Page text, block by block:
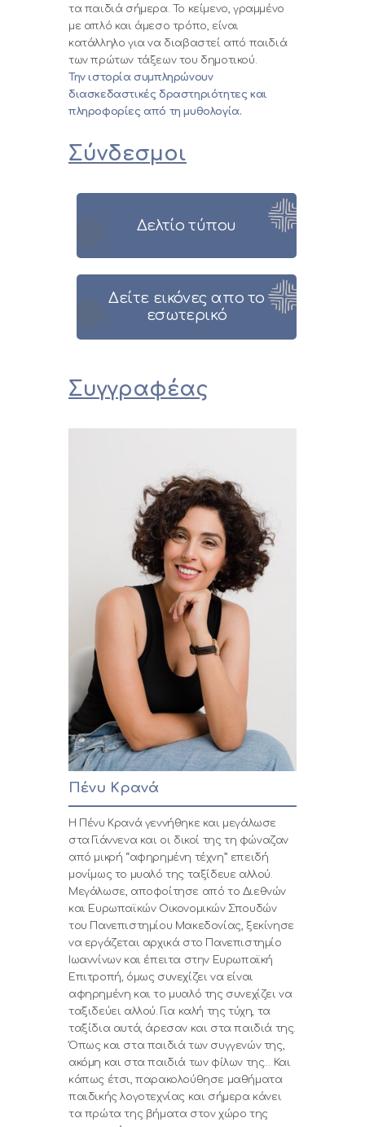
τα παιδιά σήμερα. Το κείμενο, γραμμένο
με απλό και άμεσο τρόπο, είναι
κατάλληλο για να διαβαστεί από παιδιά
των πρώτων τάξεων του δημοτικού.
Την ιστορία συμπληρώνουν
διασκεδαστικές δραστηριότητες και
πληροφορίες από τη μυθολογία.
Σύνδεσμοι
Δελτίο τύπου
Δείτε εικόνες απο το
εσωτερικό
Συγγραφέας
Πένυ Κρανά
Η Πένυ Κρανά γεννήθηκε και μεγάλωσε
στα Γιάννενα και οι δικοί της τη φώναζαν
από μικρή “αφηρημένη τέχνη” επειδή
μονίμως το μυαλό της ταξίδευε αλλού.
Μεγάλωσε, αποφοίτησε από το Διεθνών
και Ευρωπαϊκών Οικονομικών Σπουδών
του Πανεπιστημίου Μακεδονίας, ξεκίνησε
να εργάζεται αρχικά στο Πανεπιστημίο
Ιωαννίνων και έπειτα στην Ευρωπαϊκή
Επιτροπή, όμως συνεχίζει να είναι
αφηρημένη και το μυαλό της συνεχίζει να
ταξιδεύει αλλού. Για καλή της τύχη, τα
ταξίδια αυτά, άρεσαν και στα παιδιά της.
Όπως και στα παιδιά των συγγενών της,
ακόμη και στα παιδιά των φίλων της… Και
κάπως έτσι, παρακολούθησε μαθήματα
παιδικής λογοτεχνίας και σήμερα κάνει
τα πρώτα της βήματα στον χώρο της